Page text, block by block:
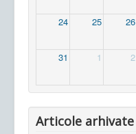
24 25 26
31 1 2
Articole arhivate